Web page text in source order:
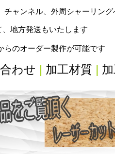
ャンネル、外周シャーリン
地方発送もいたします
らのオーダー製作が可能です
わせ | 加工材質 |